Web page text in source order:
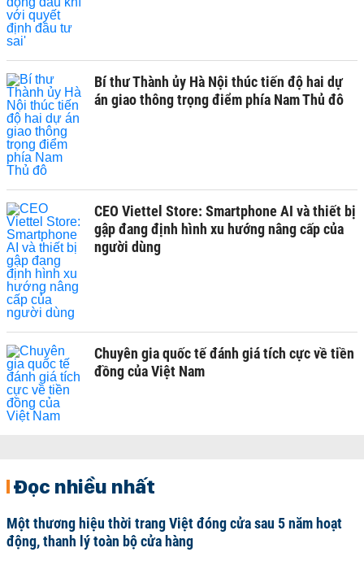
Bí thư Thành ủy Hà Nội thúc tiến độ hai dự
án giao thông trọng điểm phía Nam Thủ đô
CEO Viettel Store: Smartphone AI và thiết bị
gập đang định hình xu hướng nâng cấp của
người dùng
Chuyên gia quốc tế đánh giá tích cực về tiền
đồng của Việt Nam
Đọc nhiều nhất
Một thương hiệu thời trang Việt đóng cửa sau 5 năm hoạt
động, thanh lý toàn bộ cửa hàng